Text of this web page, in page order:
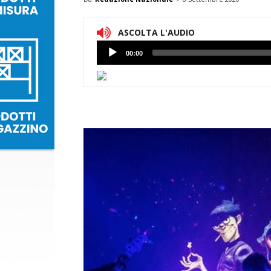
ASCOLTA L'AUDIO
Lettore
Audio
00:00